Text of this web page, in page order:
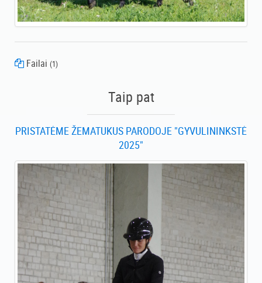
Failai (1)
Taip pat
PRISTATĖME ŽEMATUKUS PARODOJE "GYVULININKSTĖ
2025"